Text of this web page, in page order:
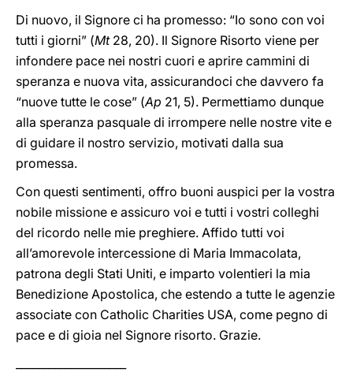
Di nuovo, il Signore ci ha promesso: “Io sono con voi
tutti i giorni” (Mt28, 20). Il Signore Risorto viene per
infondere pace nei nostri cuori e aprire cammini di
speranza e nuova vita, assicurandoci che davvero fa
“nuove tutte le cose” (Ap 21, 5). Permettiamo dunque
alla speranza pasquale di irrompere nelle nostre vite e
di guidare il nostro servizio, motivati dalla sua
promessa.
Con questi sentimenti, offro buoni auspici per la vostra
nobile missione e assicuro voi e tutti i vostri colleghi
del ricordo nelle mie preghiere. Affido tutti voi
all’amorevole intercessione di Maria Immacolata,
patrona degli Stati Uniti, e imparto volentieri la mia
Benedizione Apostolica, che estendo a tutte le agenzie
associate con Catholic Charities USA, come pegno di
pace e di gioia nel Signore risorto. Grazie.